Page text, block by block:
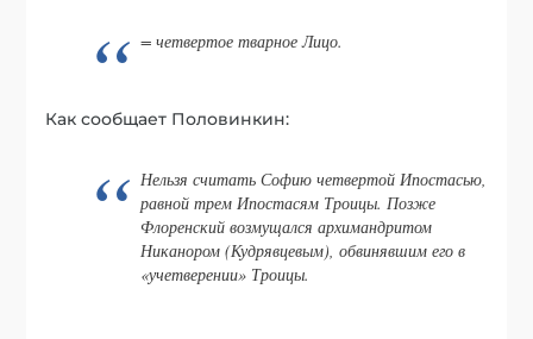
= четвертое тварное Лицо.
Как сообщает Половинкин:
Нельзя считать Софию четвертой Ипостасью,
равной трем Ипостасям Троицы. Позже
Флоренский возмущался архимандритом
Никанором (Кудрявцевым), обвинявшим его в
«учетверении» Троицы.